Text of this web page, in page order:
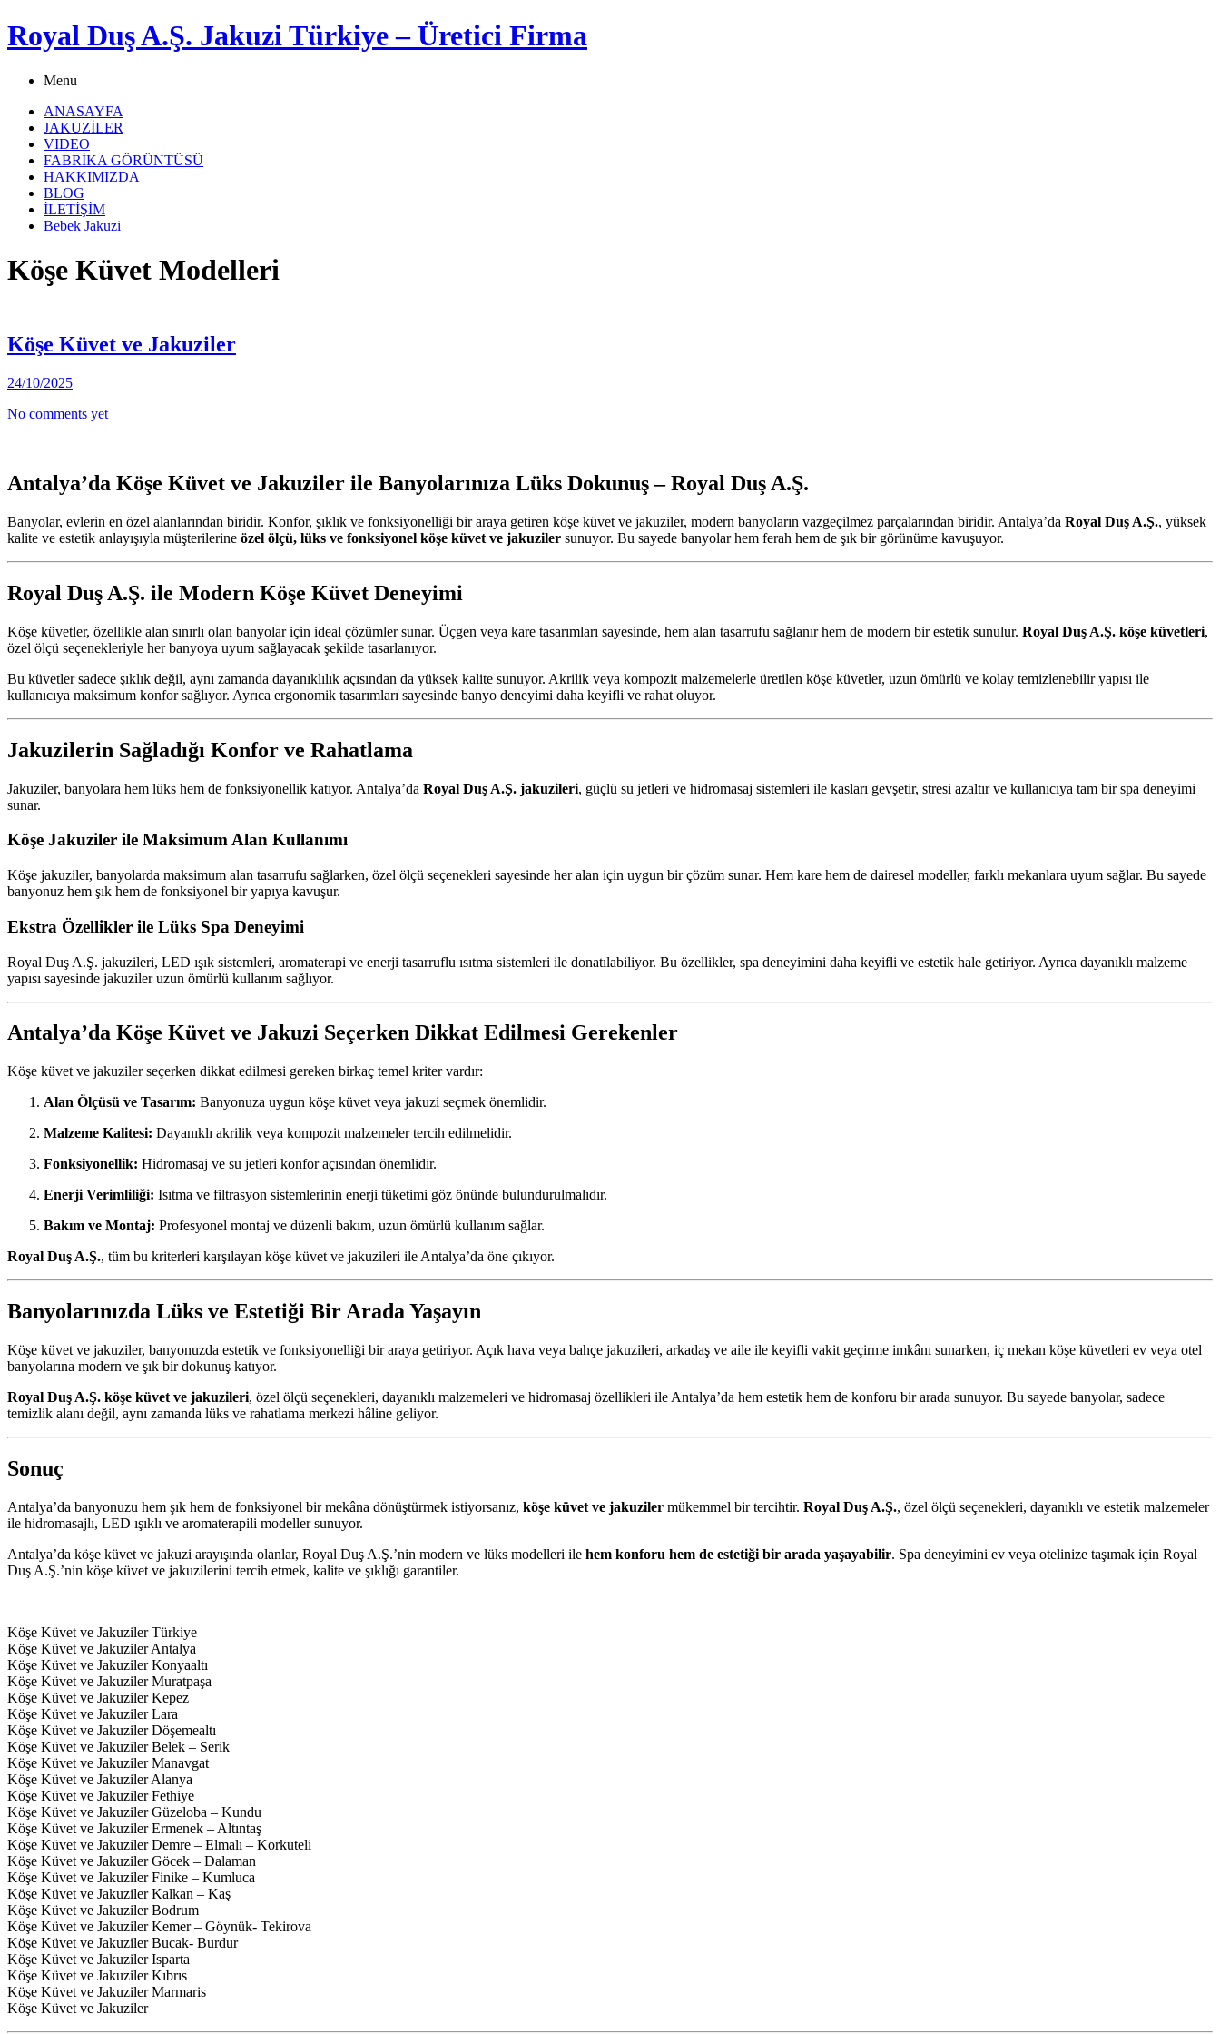
Royal Duş A.Ş. Jakuzi Türkiye – Üretici Firma
Menu
ANASAYFA
JAKUZİLER
VIDEO
FABRİKA GÖRÜNTÜSÜ
HAKKIMIZDA
BLOG
İLETİŞİM
Bebek Jakuzi
Köşe Küvet Modelleri
Köşe Küvet ve Jakuziler
24/10/2025
No comments yet
Antalya’da Köşe Küvet ve Jakuziler ile Banyolarınıza Lüks Dokunuş – Royal Duş A.Ş.
Banyolar, evlerin en özel alanlarından biridir. Konfor, şıklık ve fonksiyonelliği bir araya getiren köşe küvet ve jakuziler, modern banyoların vazgeçilmez parçalarından biridir. Antalya’da Royal Duş A.Ş., yüksek
kalite ve estetik anlayışıyla müşterilerine özel ölçü, lüks ve fonksiyonel köşe küvet ve jakuziler sunuyor. Bu sayede banyolar hem ferah hem de şık bir görünüme kavuşuyor.
Royal Duş A.Ş. ile Modern Köşe Küvet Deneyimi
Köşe küvetler, özellikle alan sınırlı olan banyolar için ideal çözümler sunar. Üçgen veya kare tasarımları sayesinde, hem alan tasarrufu sağlanır hem de modern bir estetik sunulur. Royal Duş A.Ş. köşe küvetleri,
özel ölçü seçenekleriyle her banyoya uyum sağlayacak şekilde tasarlanıyor.
Bu küvetler sadece şıklık değil, aynı zamanda dayanıklılık açısından da yüksek kalite sunuyor. Akrilik veya kompozit malzemelerle üretilen köşe küvetler, uzun ömürlü ve kolay temizlenebilir yapısı ile
kullanıcıya maksimum konfor sağlıyor. Ayrıca ergonomik tasarımları sayesinde banyo deneyimi daha keyifli ve rahat oluyor.
Jakuzilerin Sağladığı Konfor ve Rahatlama
Jakuziler, banyolara hem lüks hem de fonksiyonellik katıyor. Antalya’da Royal Duş A.Ş. jakuzileri, güçlü su jetleri ve hidromasaj sistemleri ile kasları gevşetir, stresi azaltır ve kullanıcıya tam bir spa deneyimi
sunar.
Köşe Jakuziler ile Maksimum Alan Kullanımı
Köşe jakuziler, banyolarda maksimum alan tasarrufu sağlarken, özel ölçü seçenekleri sayesinde her alan için uygun bir çözüm sunar. Hem kare hem de dairesel modeller, farklı mekanlara uyum sağlar. Bu sayede
banyonuz hem şık hem de fonksiyonel bir yapıya kavuşur.
Ekstra Özellikler ile Lüks Spa Deneyimi
Royal Duş A.Ş. jakuzileri, LED ışık sistemleri, aromaterapi ve enerji tasarruflu ısıtma sistemleri ile donatılabiliyor. Bu özellikler, spa deneyimini daha keyifli ve estetik hale getiriyor. Ayrıca dayanıklı malzeme
yapısı sayesinde jakuziler uzun ömürlü kullanım sağlıyor.
Antalya’da Köşe Küvet ve Jakuzi Seçerken Dikkat Edilmesi Gerekenler
Köşe küvet ve jakuziler seçerken dikkat edilmesi gereken birkaç temel kriter vardır:
Alan Ölçüsü ve Tasarım: Banyonuza uygun köşe küvet veya jakuzi seçmek önemlidir.
Malzeme Kalitesi: Dayanıklı akrilik veya kompozit malzemeler tercih edilmelidir.
Fonksiyonellik: Hidromasaj ve su jetleri konfor açısından önemlidir.
Enerji Verimliliği: Isıtma ve filtrasyon sistemlerinin enerji tüketimi göz önünde bulundurulmalıdır.
Bakım ve Montaj: Profesyonel montaj ve düzenli bakım, uzun ömürlü kullanım sağlar.
Royal Duş A.Ş., tüm bu kriterleri karşılayan köşe küvet ve jakuzileri ile Antalya’da öne çıkıyor.
Banyolarınızda Lüks ve Estetiği Bir Arada Yaşayın
Köşe küvet ve jakuziler, banyonuzda estetik ve fonksiyonelliği bir araya getiriyor. Açık hava veya bahçe jakuzileri, arkadaş ve aile ile keyifli vakit geçirme imkânı sunarken, iç mekan köşe küvetleri ev veya otel
banyolarına modern ve şık bir dokunuş katıyor.
Royal Duş A.Ş. köşe küvet ve jakuzileri, özel ölçü seçenekleri, dayanıklı malzemeleri ve hidromasaj özellikleri ile Antalya’da hem estetik hem de konforu bir arada sunuyor. Bu sayede banyolar, sadece
temizlik alanı değil, aynı zamanda lüks ve rahatlama merkezi hâline geliyor.
Sonuç
Antalya’da banyonuzu hem şık hem de fonksiyonel bir mekâna dönüştürmek istiyorsanız, köşe küvet ve jakuziler mükemmel bir tercihtir. Royal Duş A.Ş., özel ölçü seçenekleri, dayanıklı ve estetik malzemeler
ile hidromasajlı, LED ışıklı ve aromaterapili modeller sunuyor.
Antalya’da köşe küvet ve jakuzi arayışında olanlar, Royal Duş A.Ş.’nin modern ve lüks modelleri ile hem konforu hem de estetiği bir arada yaşayabilir. Spa deneyimini ev veya otelinize taşımak için Royal
Duş A.Ş.’nin köşe küvet ve jakuzilerini tercih etmek, kalite ve şıklığı garantiler.
Köşe Küvet ve Jakuziler Türkiye
Köşe Küvet ve Jakuziler Antalya
Köşe Küvet ve Jakuziler Konyaaltı
Köşe Küvet ve Jakuziler Muratpaşa
Köşe Küvet ve Jakuziler Kepez
Köşe Küvet ve Jakuziler Lara
Köşe Küvet ve Jakuziler Döşemealtı
Köşe Küvet ve Jakuziler Belek – Serik
Köşe Küvet ve Jakuziler Manavgat
Köşe Küvet ve Jakuziler Alanya
Köşe Küvet ve Jakuziler Fethiye
Köşe Küvet ve Jakuziler Güzeloba – Kundu
Köşe Küvet ve Jakuziler Ermenek – Altıntaş
Köşe Küvet ve Jakuziler Demre – Elmalı – Korkuteli
Köşe Küvet ve Jakuziler Göcek – Dalaman
Köşe Küvet ve Jakuziler Finike – Kumluca
Köşe Küvet ve Jakuziler Kalkan – Kaş
Köşe Küvet ve Jakuziler Bodrum
Köşe Küvet ve Jakuziler Kemer – Göynük- Tekirova
Köşe Küvet ve Jakuziler Bucak- Burdur
Köşe Küvet ve Jakuziler Isparta
Köşe Küvet ve Jakuziler Kıbrıs
Köşe Küvet ve Jakuziler Marmaris
Köşe Küvet ve Jakuziler